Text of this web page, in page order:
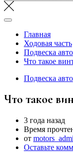
Главная
Ходовая часть
Подвеска авто
Что такое
Подвеска авто
Что такое
3 года назад
Время
от
Оставьте